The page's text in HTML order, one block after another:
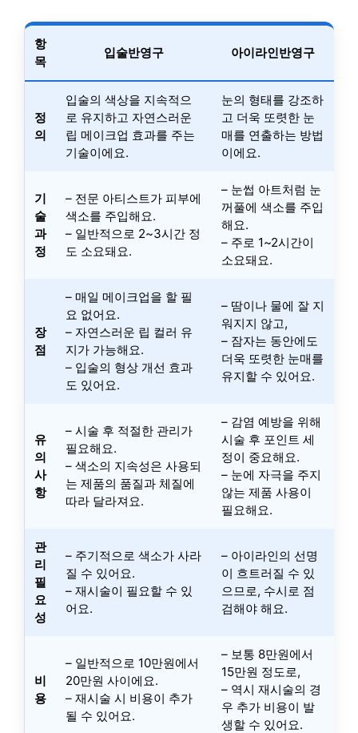
항
목
입술반영구 아이라인반영구
정
의
입술의 색상을 지속적으
로 유지하고 자연스러운
립 메이크업 효과를 주는
기술이에요.
눈의 형태를 강조하
고 더욱 또렷한 눈
매를 연출하는 방법
이에요.
기
술
과
정
– 전문 아티스트가 피부에
색소를 주입해요.
– 일반적으로 2~3시간 정
도 소요돼요.
– 눈썹 아트처럼 눈
꺼풀에 색소를 주입
해요.
– 주로 1~2시간이
소요돼요.
장
점
– 매일 메이크업을 할 필
요 없어요.
– 자연스러운 립 컬러 유
지가 가능해요.
– 입술의 형상 개선 효과
도 있어요.
– 땀이나 물에 잘 지
워지지 않고,
– 잠자는 동안에도
더욱 또렷한 눈매를
유지할 수 있어요.
유
의
사
항
– 시술 후 적절한 관리가
필요해요.
– 색소의 지속성은 사용되
는 제품의 품질과 체질에
따라 달라져요.
– 감염 예방을 위해
시술 후 포인트 세
정이 중요해요.
– 눈에 자극을 주지
않는 제품 사용이
필요해요.
관
리
필
요
성
– 주기적으로 색소가 사라
질 수 있어요.
– 재시술이 필요할 수 있
어요.
– 아이라인의 선명
이 흐트러질 수 있
으므로, 수시로 점
검해야 해요.
비
용
– 일반적으로 10만원에서
20만원 사이에요.
– 재시술 시 비용이 추가
될 수 있어요.
– 보통 8만원에서
15만원 정도로,
– 역시 재시술의 경
우 추가 비용이 발
생할 수 있어요.